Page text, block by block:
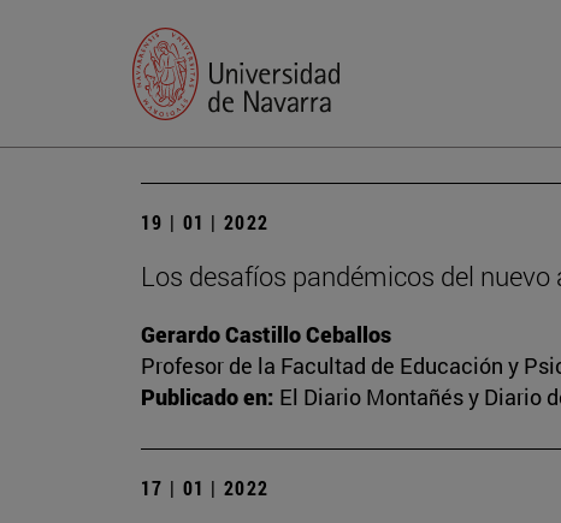
19 | 01 | 2022
Los desafíos pandémicos del nuevo
Gerardo Castillo Ceballos
Profesor de la Facultad de Educación y
Publicado en: El Diario Montañés y Diario
17 | 01 | 2022